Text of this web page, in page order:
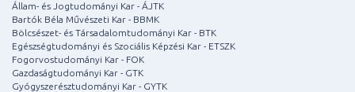
Állam- és Jogtudományi Kar - ÁJTK
Bartók Béla Művészeti Kar - BBMK
Bölcsészet- és Társadalomtudományi Kar - BTK
Egészségtudományi és Szociális Képzési Kar - ETSZK
Fogorvostudományi Kar - FOK
Gazdaságtudományi Kar - GTK
Gyógyszerésztudományi Kar - GYTK